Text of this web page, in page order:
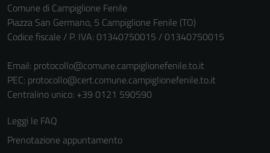
Comune di Campiglione Fenile
Piazza San Germano, 5 Campiglione Fenile (TO)
Codice fiscale / P. IVA: 01340750015 / 01340750015
Email: protocollo@comune.campiglionefenile.to.it
PEC: protocollo@cert.comune.campiglionefenile.to.it
Centralino unico: +39 0121 590590
Leggi le FAQ
Prenotazione appuntamento